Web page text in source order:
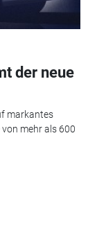
der neue
markantes
mehr als 600